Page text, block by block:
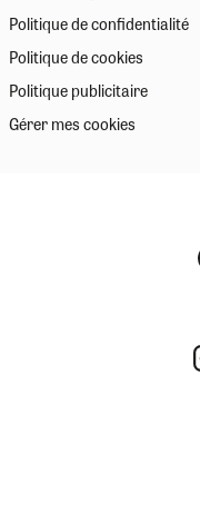
Politique de confidentialité
Politique de cookies
Politique publicitaire
Gérer mes cookies